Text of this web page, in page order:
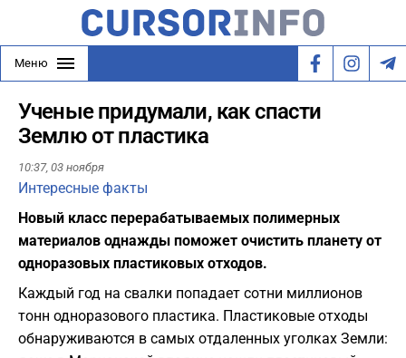
Меню
Ученые придумали, как спасти
Землю от пластика
10:37, 03 ноября
Интересные факты
Новый класс перерабатываемых полимерных
материалов однажды поможет очистить планету от
одноразовых пластиковых отходов.
Каждый год на свалки попадает сотни миллионов
тонн одноразового пластика. Пластиковые отходы
обнаруживаются в самых отдаленных уголках Земли: